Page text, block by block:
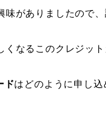
がありましたので
なるこのクレジット
ドはどのように申し